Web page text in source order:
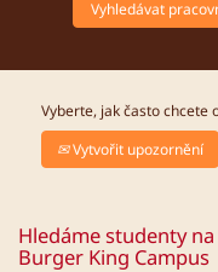
Vyberte, jak často chcete
Vytvořit upozornění
Hledáme studenty
Burger King Campus